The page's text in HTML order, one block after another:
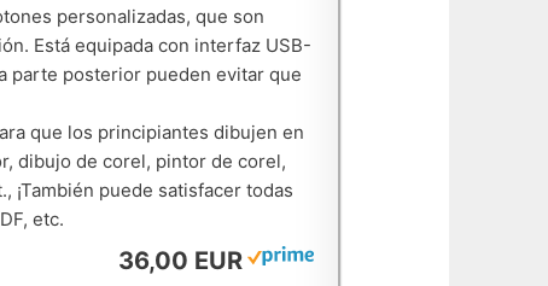
personalizadas, que son
Está equipada con interfaz USB-
parte posterior pueden evitar que
que los principiantes dibujen en
dibujo de corel, pintor de corel,
puede satisfacer todas
etc.
36,00 EUR